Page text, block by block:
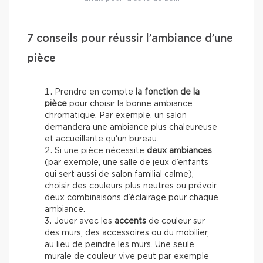
7 conseils pour réussir l’ambiance d’une
pièce
Prendre en compte
la fonction de la
pièce pour choisir la bonne ambiance
chromatique. Par exemple, un salon
demandera une ambiance plus chaleureuse
et accueillante qu'un bureau.
Si une pièce nécessite deux ambiances
(par exemple, une salle de jeux d’enfants
qui sert aussi de salon familial calme),
choisir des couleurs plus neutres ou prévoir
deux combinaisons d’éclairage pour chaque
ambiance.
Jouer avec les accents de couleur sur
des murs, des accessoires ou du mobilier,
au lieu de peindre les murs. Une seule
murale de couleur vive peut par exemple